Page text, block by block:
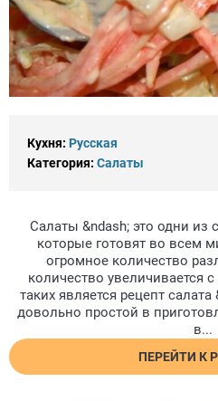
Кухня: Русская
Категория: Салаты
Салаты &ndash; это одни
которые готовят во всем
огромное количество
количество
таких является рецепт
довольно простой в
в...
ПЕРЕЙТИ К